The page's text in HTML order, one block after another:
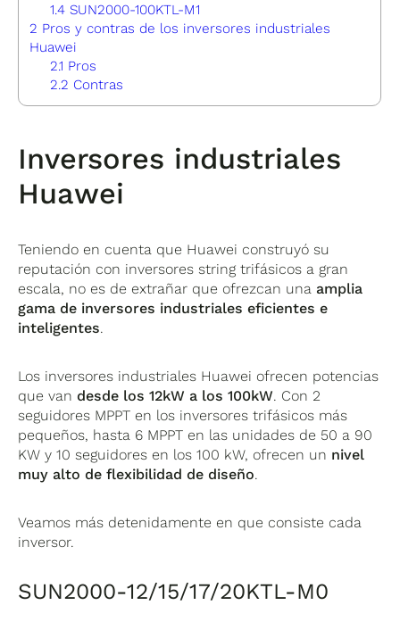
1.4 SUN2000-100KTL-M1
2 Pros y contras de los inversores industriales
Huawei
2.1 Pros
2.2 Contras
Inversores industriales
Huawei
Teniendo en cuenta que Huawei construyó su
reputación con inversores string trifásicos a gran
escala, no es de extrañar que ofrezcan una amplia
gama de inversores industriales eficientes e
inteligentes.
Los inversores industriales Huawei ofrecen potencias
que van desde los 12kW a los 100kW. Con 2
seguidores MPPT en los inversores trifásicos más
pequeños, hasta 6 MPPT en las unidades de 50 a 90
KW y 10 seguidores en los 100 kW, ofrecen un nivel
muy alto de flexibilidad de diseño.
Veamos más detenidamente en que consiste cada
inversor.
SUN2000-12/15/17/20KTL-M0